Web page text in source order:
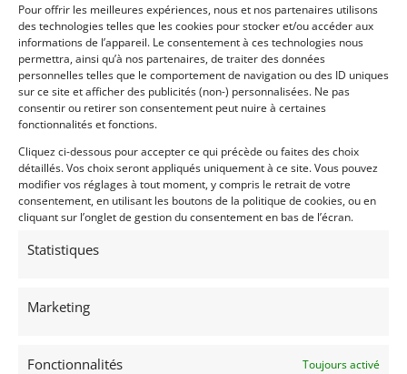
Pour offrir les meilleures expériences, nous et nos partenaires utilisons
des technologies telles que les cookies pour stocker et/ou accéder aux
informations de l’appareil. Le consentement à ces technologies nous
permettra, ainsi qu’à nos partenaires, de traiter des données
personnelles telles que le comportement de navigation ou des ID uniques
sur ce site et afficher des publicités (non-) personnalisées. Ne pas
consentir ou retirer son consentement peut nuire à certaines
fonctionnalités et fonctions.
Cliquez ci-dessous pour accepter ce qui précède ou faites des choix
détaillés. Vos choix seront appliqués uniquement à ce site. Vous pouvez
modifier vos réglages à tout moment, y compris le retrait de votre
consentement, en utilisant les boutons de la politique de cookies, ou en
cliquant sur l’onglet de gestion du consentement en bas de l’écran.
Statistiques
Marketing
Fonctionnalités Toujours activé
INFORMATIONS
Mentions Légales
Déclaration de confidentialité (UE)
Imprint
CATÉGORIES D’ANNONCES